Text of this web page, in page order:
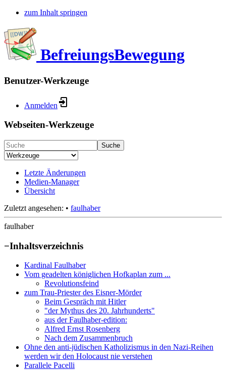
zum Inhalt springen
BefreiungsBewegung
Benutzer-Werkzeuge
Anmelden
Webseiten-Werkzeuge
Suche
Letzte Änderungen
Medien-Manager
Übersicht
Zuletzt angesehen: • faulhaber
faulhaber
−Inhaltsverzeichnis
Kardinal Faulhaber
Vom geadelten königlichen Hofkaplan zum ...
Revolutionsfeind
zum Trau-Priester des Eisner-Mörder
Beim Gespräch mit Hitler
"der Mythus des 20. Jahrhunderts"
aus der Faulhaber-edition:
Alfred Ernst Rosenberg
Nach dem Zusammenbruch
Ohne den anti-jüdischen Katholizismus in den Nazi-Reihen
werden wir den Holocaust nie verstehen
Parallele Pacelli